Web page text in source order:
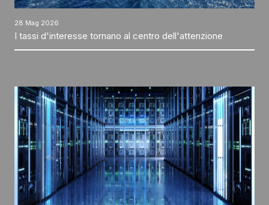
28 Mag 2026
I tassi d'interesse tornano al centro dell'attenzione